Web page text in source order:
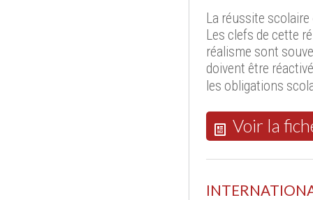
La réussite
Les clefs de cette
réalisme sont
doivent être
les obligations
Voir la